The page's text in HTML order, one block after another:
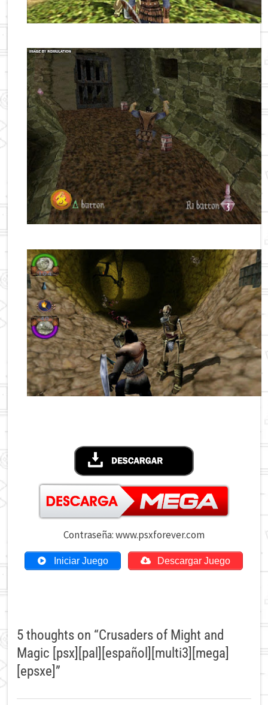
Contraseña: www.psxforever.com
Iniciar Juego Descargar Juego
5 thoughts on “Crusaders of Might and
Magic [psx][pal][español][multi3][mega]
[epsxe]”